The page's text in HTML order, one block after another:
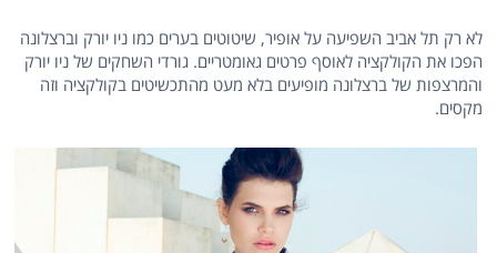
לא רק תל אביב השפיעה על אופיר, שיטוטים בערים כמו ניו יורק וברצלונה
הפכו את הקולקציה לאוסף פרטים גאומטריים. גורדי השחקים של ניו יורק
והמרצפות של ברצלונה מופיעים בלא מעט מהתכשיטים בקולקציה וזה
מקסים.